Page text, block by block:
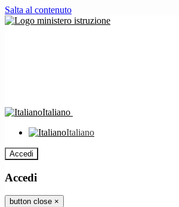
Salta al contenuto
Italiano
Italiano
Accedi
Accedi
button close ×